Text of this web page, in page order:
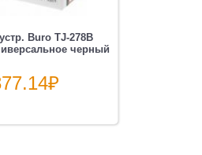
Buro TJ-278B
черный
₽